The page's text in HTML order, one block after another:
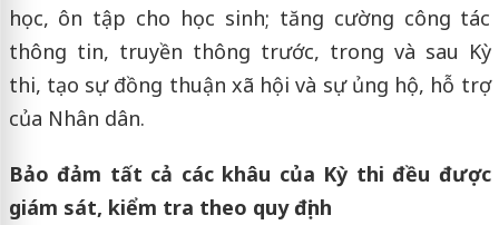
học, ôn tập cho học sinh; tăng cường công tác
thông tin, truyền thông trước, trong và sau Kỳ
thi, tạo sự đồng thuận xã hội và sự ủng hộ, hỗ trợ
của Nhân dân.
Bảo đảm tất cả các khâu của Kỳ thi đều được
giám sát, kiểm tra theo quy định